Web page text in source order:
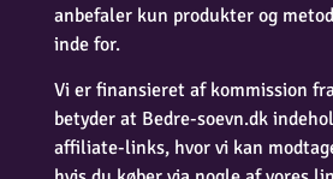
anbefaler kun produkter og
inde for.
Vi er finansieret af kommission
betyder at Bedre-soevn.dk
affiliate-links, hvor vi kan